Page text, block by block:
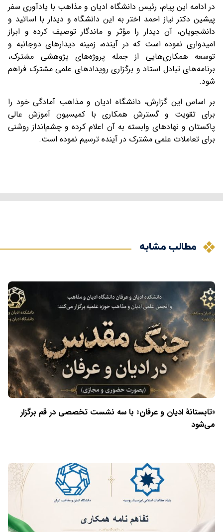
در ادامه این پیام، رئیس دانشگاه ادیان و مذاهب با یادآوری سفر
پیشین دکتر نیاز احمد اختر به این دانشگاه و دیدار با اساتید و
دانشجویان، آن دیدار را مؤثر و ماندگار توصیف کرده و ابراز
امیدواری نموده است که در آینده، زمینه دیدارهای دوجانبه و
توسعه همکاری‌هایی از جمله پروژه‌های پژوهشی مشترک،
برنامه‌های تبادل استاد و برگزاری رویدادهای علمی مشترک فراهم
شود.
بر اساس این گزارش، دانشگاه ادیان و مذاهب آمادگی خود را
برای تقویت و گسترش همکاری با کمیسیون آموزش عالی
پاکستان و نهادهای وابسته به آن اعلام کرده و چشم‌انداز روشنی
برای تعاملات علمی مشترک در آینده ترسیم نموده است.
مطالب مشابه
«تابستانهٔ ادیان و عرفان» با سه نشست تخصصی در قم برگزار
می‌شود